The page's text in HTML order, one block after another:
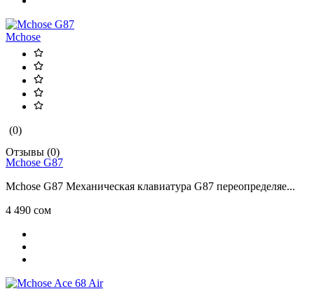
Mchose
(0)
Отзывы (0)
Mchose G87
Mchose G87 Механическая клавиатура G87 переопределяе...
4 490 сом